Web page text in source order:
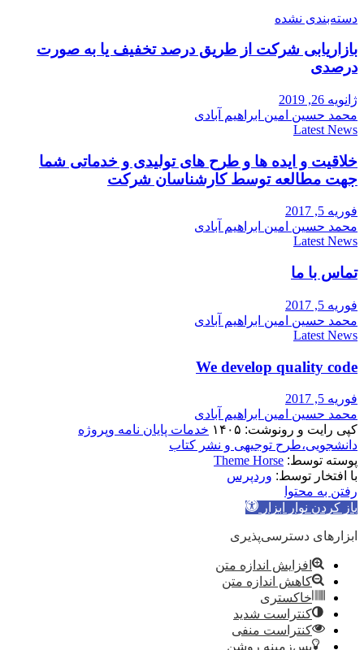
دسته‌بندی نشده
بازاریابی شرکت از طریق درصد تخفیف یا به صورت
درصدی
ژانویه 26, 2019
محمد حسین امین ابراهیم آبادی
Latest News
خلاقیت و ایده ها و طرح های تولیدی و خدماتی شما
جهت مطالعه توسط کارشناسان شرکت
فوریه 5, 2017
محمد حسین امین ابراهیم آبادی
Latest News
تماس با ما
فوریه 5, 2017
محمد حسین امین ابراهیم آبادی
Latest News
We develop quality code
فوریه 5, 2017
محمد حسین امین ابراهیم آبادی
کپی رایت و رونوشت: ۱۴۰۵
خدمات پایان نامه وپروژه
دانشجویی،طرح توجیهی و نشر کتاب
پوسته توسط: Theme Horse
با افتخار توسط: وردپرس
رفتن به محتوا
باز کردن نوار ابزار
ابزارهای دسترسی‌پذیری
افزایش اندازه متن
کاهش اندازه متن
خاکستری
کنتراست شدید
کنتراست منفی
پس‌زمینه روشن